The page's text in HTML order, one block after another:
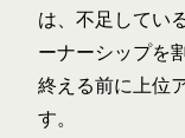
は、不足してい
ーナーシップを
終える前に上位
す。